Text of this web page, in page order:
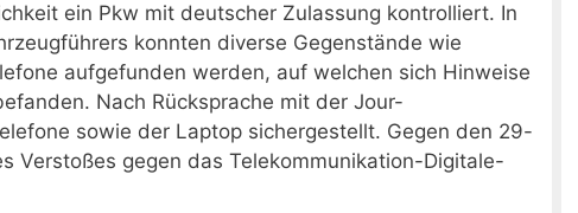
ein Pkw mit deutscher Zulassung kontrolliert. In
konnten diverse Gegenstände wie
aufgefunden werden, auf welchen sich Hinweise
Nach Rücksprache mit der Jour-
sowie der Laptop sichergestellt. Gegen den 29-
Verstoßes gegen das Telekommunikation-Digitale-